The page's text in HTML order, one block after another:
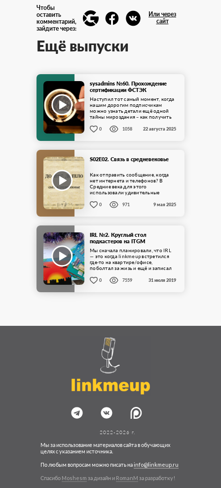
Чтобы
оставить
комментарий,
зайдите через:
Или через
сайт
Ещё выпуски
sysadmins №60. Прохождение
сертификации ФСТЭК
Наступил тот самый момент, когда
нашим дорогим подписчикам
можно узнать детали ещё одной
тайны мироздания – как получить
разработку. ...
0 1058 22 августа 2025
S02E02. Связь в средневековье
Как отправить сообщение, когда
нет интернета и телефонов? В
Средние века для этого
использовали удивительные
способных пролететь сотни
0 971 9 мая 2025
IRL №2. Круглый стол
подкастеров на ITGM
Мы сначала планировали, что IRL
— это когда linkmeup встретился
где-то на квартире/офисе,
поболтал за жизь и ещё и записал
0 7559 31 июля 2019
2022-2026 г.
Мы за использование материалов сайта в обучающих
целях с указанием источника.
По любым вопросам можно писать наinfo@linkmeup.ru
Спасибо Moshesm за дизайн и RomanM за разработку!